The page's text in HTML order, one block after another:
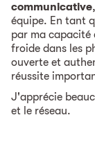
communicative
équipe. En tant
par ma capacité
froide dans les
ouverte et
réussite
J'apprécie
et le réseau.